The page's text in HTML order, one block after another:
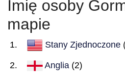
Imię osoby
mapie
Stany Zjednoczone
Anglia (2)